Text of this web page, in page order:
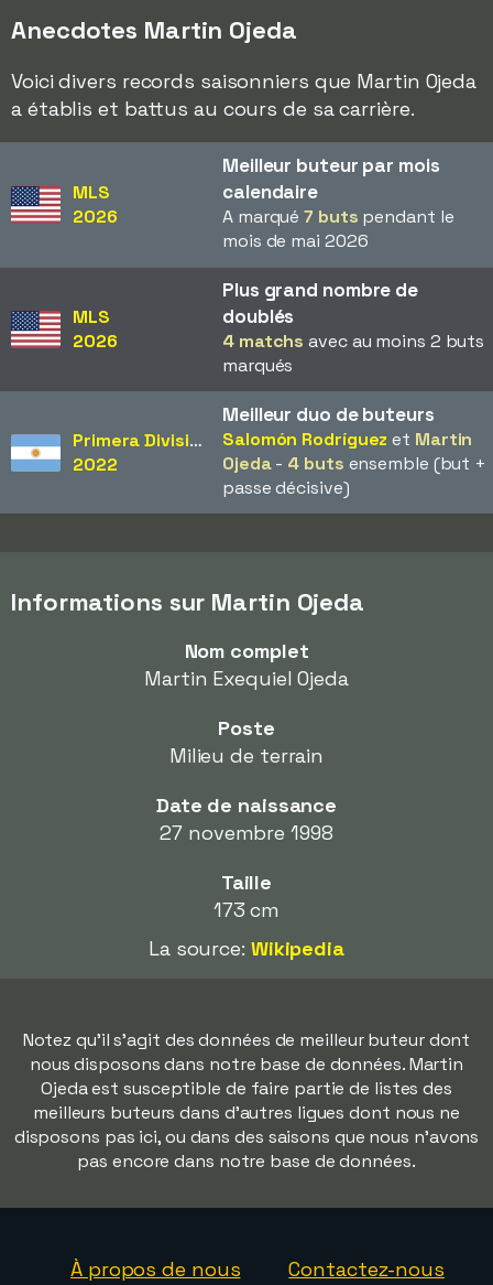
Anecdotes Martin Ojeda
Voici divers records saisonniers que Martin Ojeda
a établis et battus au cours de sa carrière.
MLS
2026
Meilleur buteur par mois
calendaire
A marqué7 buts pendant le
mois de mai 2026
MLS
2026
Plus grand nombre de
doublés
4 matchs avec au moins 2 buts
marqués
Primera División
2022
Meilleur duo de buteurs
Salomón Rodríguez et Martin
Ojeda- 4 buts ensemble (but +
passe décisive)
Informations sur Martin Ojeda
Nom complet
Martin Exequiel Ojeda
Poste
Milieu de terrain
Date de naissance
27 novembre 1998
Taille
173 cm
La source: Wikipedia
Notez qu'il s'agit des données de meilleur buteur dont
nous disposons dans notre base de données. Martin
Ojeda est susceptible de faire partie de listes des
meilleurs buteurs dans d'autres ligues dont nous ne
disposons pas ici, ou dans des saisons que nous n'avons
pas encore dans notre base de données.
À propos de nous Contactez-nous